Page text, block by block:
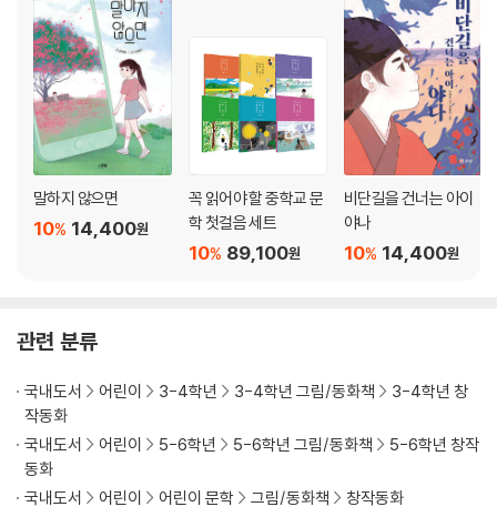
말하지 않으면
14,400원
10%
꼭 읽어야 할 중학교 문
학 첫걸음 세트
89,100원
10%
비단길을 건너는 아이
야나
14,400원
10%
관련 분류
국내도서 어린이 3-4학년 3-4학년 그림/동화책
3-4학년 창
작동화
국내도서
어린이 5-6학년 5-6학년 그림/동화책
5-6학년 창작
동화
국내도서
어린이 어린이 문학 그림/동화책 창작동화